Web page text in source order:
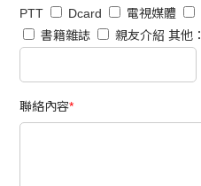
PTT
Dcard 電視媒體
書籍雜誌
親友介紹其他：
聯絡內容*